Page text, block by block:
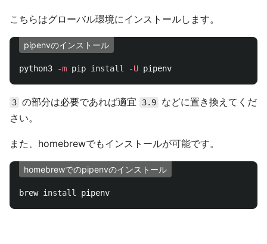
こちらはグローバル環境にインストールします。
pipenvのインストール
python3 -m pip install -U
3 の部分は必要であれば適宜 3.9
などに置き換えてくだ
さい。
また、homebrewでもインストールが可能です。
homebrewでのpipenvのインストール
brew install